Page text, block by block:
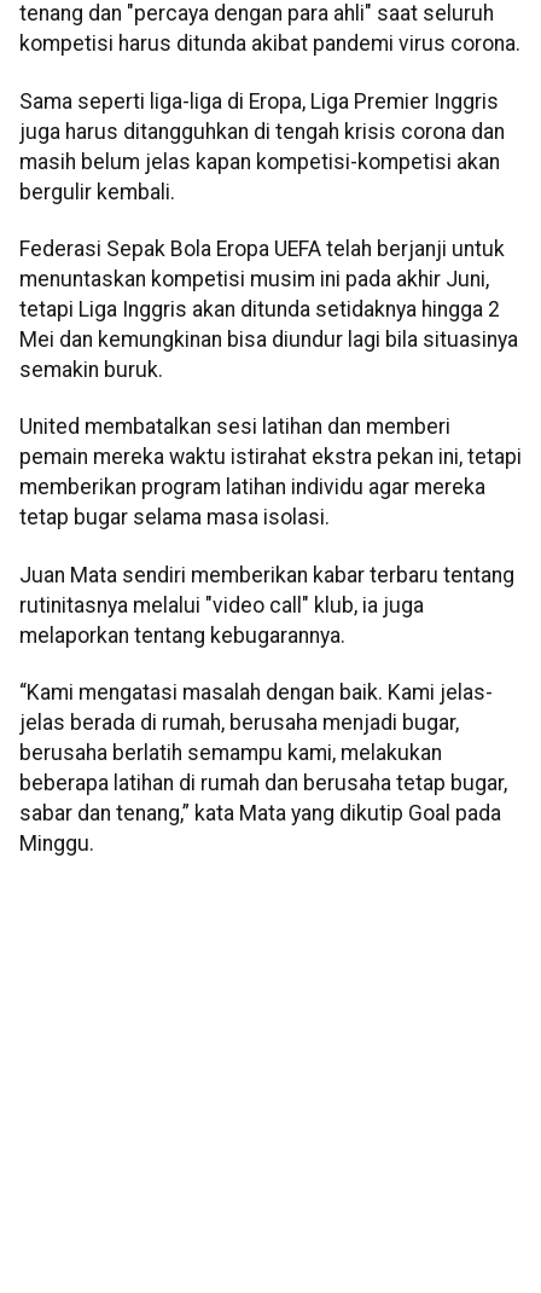
tenang dan "percaya dengan para ahli" saat seluruh
kompetisi harus ditunda akibat pandemi virus corona.
Sama seperti liga-liga di Eropa, Liga Premier Inggris
juga harus ditangguhkan di tengah krisis corona dan
masih belum jelas kapan kompetisi-kompetisi akan
bergulir kembali.
Federasi Sepak Bola Eropa UEFA telah berjanji untuk
menuntaskan kompetisi musim ini pada akhir Juni,
tetapi Liga Inggris akan ditunda setidaknya hingga 2
Mei dan kemungkinan bisa diundur lagi bila situasinya
semakin buruk.
United membatalkan sesi latihan dan memberi
pemain mereka waktu istirahat ekstra pekan ini, tetapi
memberikan program latihan individu agar mereka
tetap bugar selama masa isolasi.
Juan Mata sendiri memberikan kabar terbaru tentang
rutinitasnya melalui "video call" klub, ia juga
melaporkan tentang kebugarannya.
“Kami mengatasi masalah dengan baik. Kami jelas-
jelas berada di rumah, berusaha menjadi bugar,
berusaha berlatih semampu kami, melakukan
beberapa latihan di rumah dan berusaha tetap bugar,
sabar dan tenang,” kata Mata yang dikutip Goal pada
Minggu.